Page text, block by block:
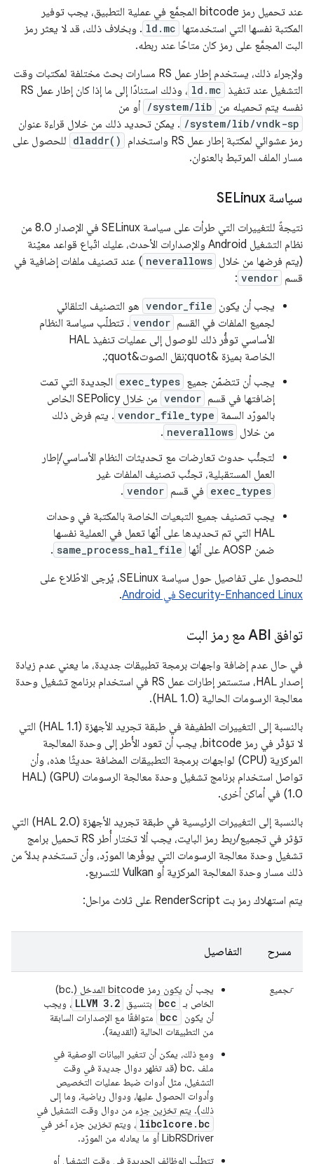
عند تحميل رمز bitcode المجمَّع في عملية التطبيق، يجب توفير
المكتبة نفسها التي استخدمتها ld.mc . وبخلاف ذلك، قد لا يعثر رمز
البت المجمَّع على رمز كان متاحًا عند ربطه.
ولإجراء ذلك، يستخدم إطار عمل RS مسارات بحث مختلفة لمكتبات وقت
التشغيل عند تنفيذ ld.mc
، وذلك استنادًا إلى ما إذا كان إطار عمل RS
نفسه يتم تحميله من /system/lib أو من
/system/lib/vndk-sp . يمكن تحديد ذلك من خلال قراءة عنوان
رمز عشوائي لمكتبة إطار عمل RS واستخدام
dladdr() للحصول على
مسار الملف المرتبط بالعنوان.
سياسة SELinux
نتيجةً للتغييرات التي طرأت على سياسة SELinux في الإصدار 8.0 من
نظام التشغيل Android والإصدارات الأحدث، عليك اتّباع قواعد معيّنة
(يتم فرضها من خلال neverallows ) عند تصنيف ملفات إضافية في
قسم vendor
:
يجب أن يكون vendor_file هو التصنيف التلقائي
لجميع الملفات في القسم vendor . تتطلّب سياسة النظام
الأساسي توفُّر ذلك للوصول إلى عمليات تنفيذ HAL
الخاصة بميزة &quot;نقل الصوت&quot;.
يجب أن تتضمّن جميع exec_types الجديدة التي تمت
إضافتها في قسم vendor
من خلال SEPolicy الخاص
بالمورّد السمة vendor_file_type . يتم فرض ذلك
من خلال neverallows
.
لتجنُّب حدوث تعارضات مع تحديثات النظام الأساسي/إطار
العمل المستقبلية، تجنَّب تصنيف الملفات غير
exec_types في قسم vendor
.
يجب تصنيف جميع التبعيات الخاصة بالمكتبة في وحدات
HAL التي تم تحديدها على أنّها تعمل في العملية نفسها
ضمن AOSP على أنّها
same_process_hal_file
.
للحصول على تفاصيل حول سياسة SELinux، يُرجى الاطّلاع على
Security-Enhanced Linux في Android
.
توافق ABI مع رمز البت
في حال عدم إضافة واجهات برمجة تطبيقات جديدة، ما يعني عدم زيادة
إصدار HAL، ستستمر إطارات عمل RS في استخدام برنامج تشغيل وحدة
معالجة الرسومات الحالية (HAL 1.0).
بالنسبة إلى التغييرات الطفيفة في طبقة تجريد الأجهزة (HAL 1.1) التي
لا تؤثّر في رمز bitcode، يجب أن تعود الأُطر إلى وحدة المعالجة
المركزية (CPU) لواجهات برمجة التطبيقات المضافة حديثًا هذه، وأن
تواصل استخدام برنامج تشغيل وحدة معالجة الرسومات (GPU) (HAL
1.0) في أماكن أخرى.
بالنسبة إلى التغييرات الرئيسية في طبقة تجريد الأجهزة (HAL 2.0) التي
تؤثر في تجميع/ربط رمز البايت، يجب ألا تختار أُطر RS تحميل برامج
تشغيل وحدة معالجة الرسومات التي يوفّرها المورّد، وأن تستخدم بدلاً من
ذلك مسار وحدة المعالجة المركزية أو Vulkan للتسريع.
يتم استهلاك رمز بت RenderScript على ثلاث مراحل:
مسرح التفاصيل
تجميع
يجب أن يكون رمز bitcode المدخل (.bc)
الخاص بـ bcc بتنسيق LLVM 3.2 ، ويجب
أن يكون
bcc
متوافقًا مع الإصدارات السابقة
من التطبيقات الحالية (القديمة).
ومع ذلك، يمكن أن تتغير البيانات الوصفية في
ملف .bc (قد تظهر دوال جديدة في وقت
التشغيل، مثل أدوات ضبط عمليات التخصيص
وأدوات الحصول عليها، ودوال رياضية، وما إلى
ذلك). يتم تخزين جزء من دوال وقت التشغيل في
libclcore.bc ، ويتم تخزين جزء آخر في
LibRSDriver أو ما يعادله من المورّد.
تتطلّب الوظائف الجديدة في وقت التشغيل أو